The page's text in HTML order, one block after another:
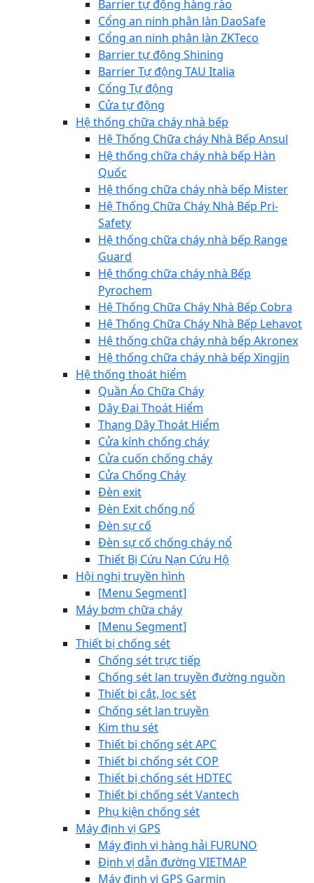
Barrier tự động hàng rào
Cổng an ninh phân làn DaoSafe
Cổng an ninh phân làn ZKTeco
Barrier tự động Shining
Barrier Tự động TAU Italia
Cổng Tự động
Cửa tự động
Hệ thống chữa cháy nhà bếp
Hệ Thống Chữa cháy Nhà Bếp Ansul
Hệ thống chữa cháy nhà bếp Hàn
Quốc
Hệ thống chữa cháy nhà bếp Mister
Hệ Thống Chữa Cháy Nhà Bếp Pri-
Safety
Hệ thống chữa cháy nhà bếp Range
Guard
Hệ thống chữa cháy nhà Bếp
Pyrochem
Hệ Thống Chữa Cháy Nhà Bếp Cobra
Hệ Thống Chữa Cháy Nhà Bếp Lehavot
Hệ thống chữa cháy nhà bếp Akronex
Hệ thống chữa cháy nhà bếp Xingjin
Hệ thống thoát hiểm
Quần Áo Chữa Cháy
Dây Đai Thoát Hiểm
Thang Dây Thoát Hiểm
Cửa kính chống cháy
Cửa cuốn chống cháy
Cửa Chống Cháy
Đèn exit
Đèn Exit chống nổ
Đèn sự cố
Đèn sự cố chống cháy nổ
Thiết Bị Cứu Nạn Cứu Hộ
Hội nghị truyền hình
[Menu Segment]
Máy bơm chữa cháy
[Menu Segment]
Thiết bị chống sét
Chống sét trực tiếp
Chống sét lan truyền đường nguồn
Thiết bị cắt, lọc sét
Chống sét lan truyền
Kim thu sét
Thiết bị chống sét APC
Thiết bị chống sét COP
Thiết bị chống sét HDTEC
Thiết bị chống sét Vantech
Phụ kiện chống sét
Máy định vị GPS
Máy định vị hàng hải FURUNO
Định vị dẫn đường VIETMAP
Máy định vị GPS Garmin